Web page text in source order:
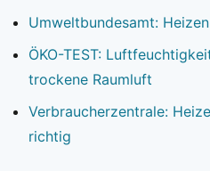
Umweltbundesamt:
ÖKO-TEST:
trockene Raumluft
Verbraucherzentrale:
richtig